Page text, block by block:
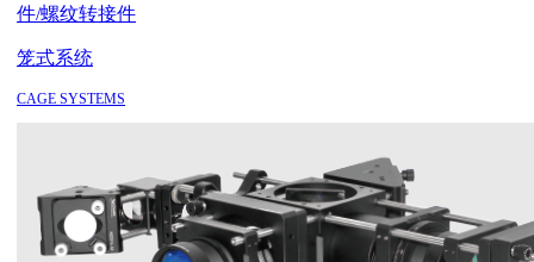
件/螺纹转接件
笼式系统
CAGE SYSTEMS